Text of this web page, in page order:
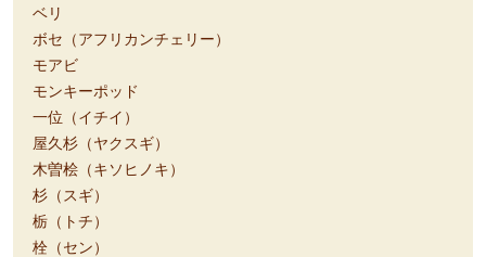
ベリ
ボセ（アフリカンチェリー）
モアビ
モンキーポッド
一位（イチイ）
屋久杉（ヤクスギ）
木曽桧（キソヒノキ）
杉（スギ）
栃（トチ）
栓（セン）